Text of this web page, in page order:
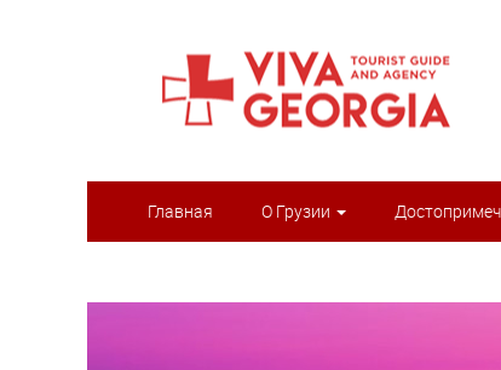
Главная О Грузии